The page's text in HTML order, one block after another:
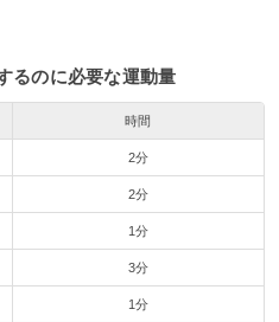
るのに必要な運動量
時間
2分
2分
1分
3分
1分